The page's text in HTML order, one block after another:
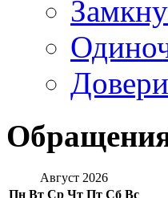
Август 2026
Пн Вт Ср Чт Пт Сб Вс